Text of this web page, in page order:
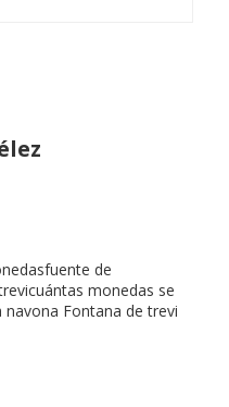
de
monedas se
Fontana de trevi